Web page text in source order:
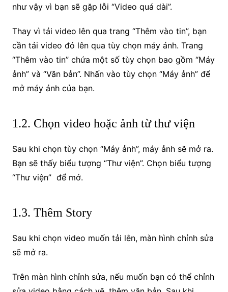
như vậy vì bạn sẽ gặp lỗi “Video quá dài”.
Thay vì tải video lên qua trang “Thêm vào tin”, bạn
cần tải video đó lên qua tùy chọn máy ảnh. Trang
“Thêm vào tin” chứa một số tùy chọn bao gồm “Máy
ảnh” và “Văn bản”. Nhấn vào tùy chọn “Máy ảnh” để
mở máy ảnh của bạn.
1.2. Chọn video hoặc ảnh từ thư viện
Sau khi chọn tùy chọn “Máy ảnh”, máy ảnh sẽ mở ra.
Bạn sẽ thấy biểu tượng “Thư viện”. Chọn biểu tượng
“Thư viện” để mở.
1.3. Thêm Story
Sau khi chọn video muốn tải lên, màn hình chỉnh sửa
sẽ mở ra.
Trên màn hình chỉnh sửa, nếu muốn bạn có thể chỉnh